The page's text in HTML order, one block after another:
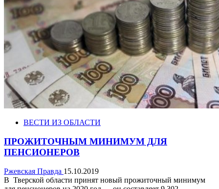
ВЕСТИ ИЗ ОБЛАСТИ
ПРОЖИТОЧНЫМ МИНИМУМ ДЛЯ
ПЕНСИОНЕРОВ
Ржевская Правда 15.10.2019
В Тверской области принят новый прожиточный минимум